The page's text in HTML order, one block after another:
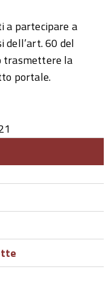
a partecipare a
dell’art. 60 del
trasmettere la
portale.